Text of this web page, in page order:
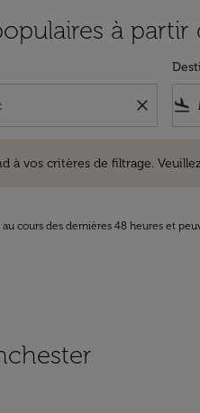
à
close flight_land
à vos critères de filtrage.
cours des dernières 48 heures et